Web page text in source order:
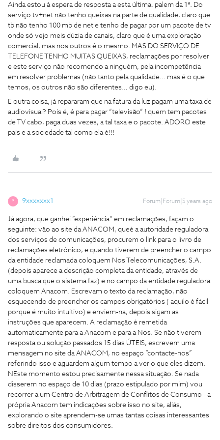
Ainda estou à espera de resposta a esta última, palem da 1ª. Do
serviço tv+net não tenho queixas na parte de qualidade, claro que
tb não tenho 100 mb de net e tenho de pagar por um pacote de tv
onde só vejo meis dúzia de canais, claro que é uma exploração
comercial, mas nos outros é o mesmo. MAS DO SERVIÇO DE
TELEFONE TENHO MUITAS QUEIXAS, reclamações por resolver
e este serviço não recomendo a ninguém, pela incompetência
em resolver problemas (não tanto pela qualidade… mas é o que
temos, os outros não são diferentes… digo eu).
E outra coisa, já repararam que na fatura da luz pagam uma taxa de
audiovisual? Pois é, é para pagar “televisão” ! quem tem pacotes
de TV cabo, paga duas vezes, a tal taxa e o pacote. ADORO este
país e a sociedade tal como ela é!!!
9 9xxxxxxx1 Forum|Forum|5 years ago
Já agora, que ganhei “experiência” em reclamações, façam o
seguinte: vão ao site da ANACOM, queé a autoridade reguladora
dos serviços de comunicações, procurem o link para o livro de
reclamações eletrónico, e quando tiverem de preencher o campo
da entidade reclamada coloquem Nos Telecomunicações, S.A.
(depois aparece a descrição completa da entidade, através de
uma busca que o sistema faz) e no campo da entidade reguladora
coloquem Anacom. Escrevam o texto da reclamação, não
esquecendo de preencher os campos obrigatórios ( aquilo é fácil
porque é muito intuitivo) e enviem-na, depois sigam as
instruções que aparecem. A reclamação é remetida
automaticamente para a Anacom e para a Nos. Se não tiverem
resposta ou solução passados 15 dias ÚTEIS, escrevem uma
mensagem no site da ANACOM, no espaço “contacte-nos”
referindo isso e aguardem algum tempo a ver o que eles dizem.
NEste momento estou precisamente nessa situação. Se nada
disserem no espaço de 10 dias (prazo estipulado por mim) vou
recorrer a um Centro de Arbitragem de Conflitos de Consumo - a
própria Anacom tem indicações sobre isso no site, aliás,
explorando o site aprendem-se umas tantas coisas interessantes
sobre direitos dos consumidores.